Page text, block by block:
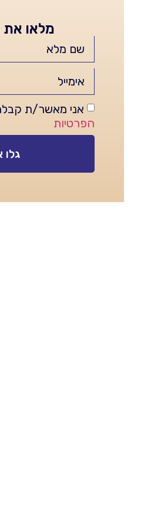
מלאו את
אני מאשר/ת
הפרטיות
גלו